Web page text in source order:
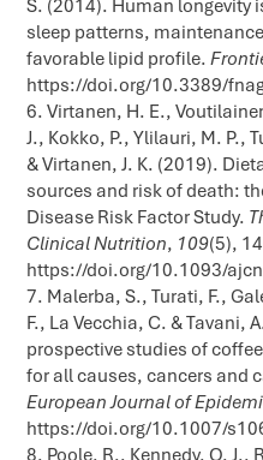
S. (2014). Human longevity
sleep patterns,
favorable lipid profile.
https://doi.org/10.3389/
Virtanen, H. E.,
J., Kokko, P., Ylilauri, M. P.,
& Virtanen, J. K. (2019).
sources and risk of death:
Disease Risk Factor Study.
Clinical Nutrition, 109(5),
https://doi.org/10.1093/
Malerba, S., Turati, F.,
F., La Vecchia, C. & Tavani,
prospective studies of
for all causes, cancers and
European Journal of
https://doi.org/10.1007/
Poole, R., Kennedy, O. J.,